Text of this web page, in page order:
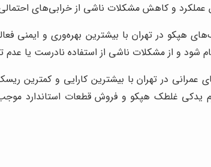
عملکرد و کاهش مشکلات ناشی از خرابی‌های
هپکو در تهران با بیشترین بهره‌وری و
و از مشکلات ناشی از استفاده نادرست یا عدم
عمرانی در تهران با بیشترین کارایی و
یدکی غلطک هپکو و فروش قطعات استاندارد